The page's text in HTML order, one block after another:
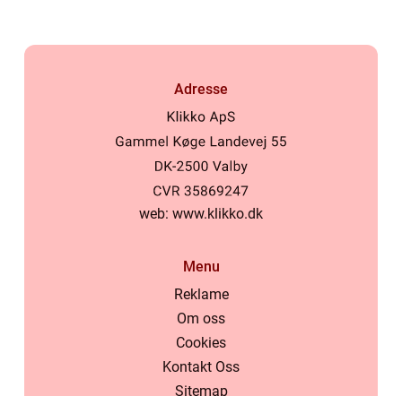
Adresse
web: www.klikko.dk
Menu
Reklame
Om oss
Cookies
Kontakt Oss
Sitemap